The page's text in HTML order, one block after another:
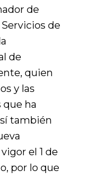
de
de
de
quien
y las
que ha
también
el 1 de
por lo que